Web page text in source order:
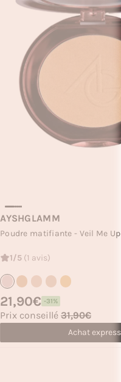
AYSHGLAMM
Poudre matifiante - Veil Me Up
1/5 (1 avis)
Prix soldé
21,90€ -31%
Prix habituel
Prix conseillé 31,90€
Achat express